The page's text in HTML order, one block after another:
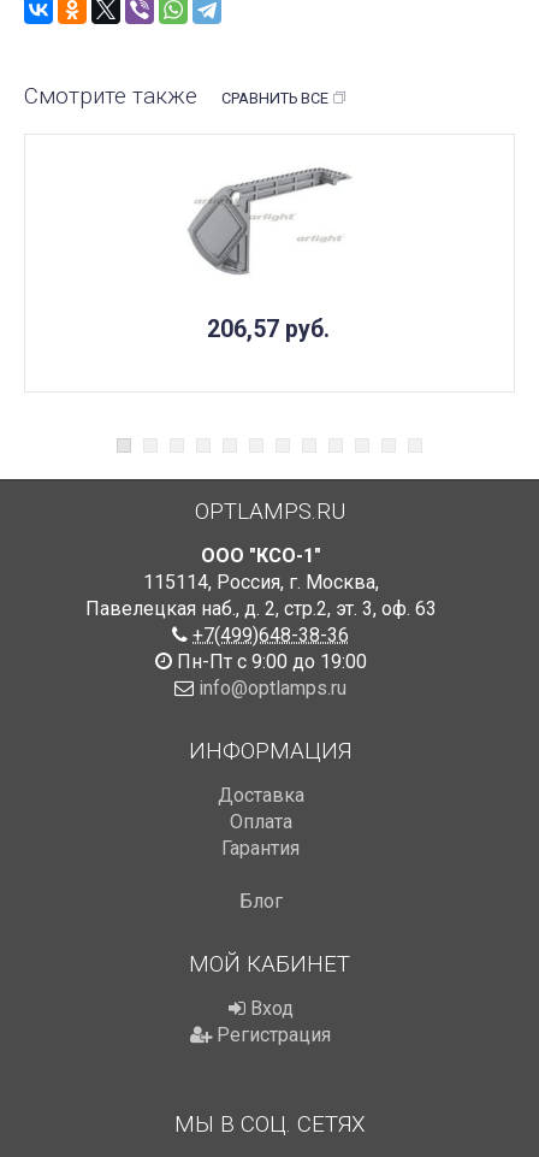
Смотрите также СРАВНИТЬ ВСЕ
206,57 руб.
OPTLAMPS.RU
ООО "КСО-1"
115114, Россия, г. Москва,
Павелецкая наб., д. 2, стр.2, эт. 3, оф. 63
+7(499)648-38-36
Пн-Пт с 9:00 до 19:00
info@optlamps.ru
ИНФОРМАЦИЯ
Доставка
Оплата
Гарантия
Блог
МОЙ КАБИНЕТ
Вход
Регистрация
МЫ В СОЦ. СЕТЯХ